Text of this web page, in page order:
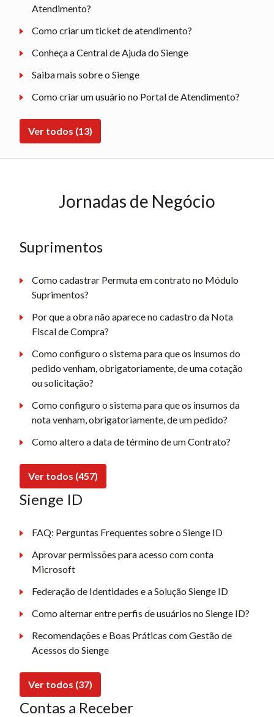
Atendimento?
Como criar um ticket de atendimento?
Conheça a Central de Ajuda do Sienge
Saiba mais sobre o Sienge
Como criar um usuário no Portal de Atendimento?
Ver todos (13)
Jornadas de Negócio
Suprimentos
Como cadastrar Permuta em contrato no Módulo
Suprimentos?
Por que a obra não aparece no cadastro da Nota
Fiscal de Compra?
Como configuro o sistema para que os insumos do
pedido venham, obrigatoriamente, de uma cotação
ou solicitação?
Como configuro o sistema para que os insumos da
nota venham, obrigatoriamente, de um pedido?
Como altero a data de término de um Contrato?
Ver todos (457)
Sienge ID
FAQ: Perguntas Frequentes sobre o Sienge ID
Aprovar permissões para acesso com conta
Microsoft
Federação de Identidades e a Solução Sienge ID
Como alternar entre perfis de usuários no Sienge ID?
Recomendações e Boas Práticas com Gestão de
Acessos do Sienge
Ver todos (37)
Contas a Receber